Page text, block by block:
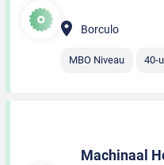
Borculo
MBO Niveau 40-
Machinaal